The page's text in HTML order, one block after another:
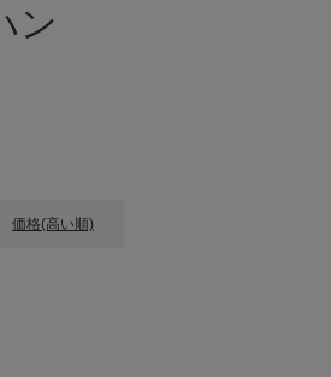
ン
価格(高い順)